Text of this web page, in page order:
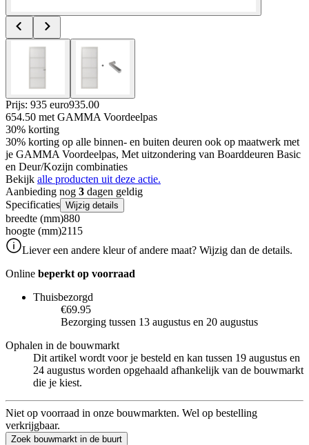
Prijs: 935 euro935.00
654.50 met GAMMA Voordeelpas
30% korting
30% korting op alle binnen- en buiten deuren ook op maatwerk met
je GAMMA Voordeelpas, Met uitzondering van Boarddeuren Basic
en Deur/Kozijn combinaties
Bekijk alle producten uit deze actie.
Aanbieding nog 3 dagen geldig
Specificaties Wijzig details
breedte (mm)880
hoogte (mm)2115
Liever een andere kleur of andere maat? Wijzig dan de details.
Online beperkt op voorraad
Thuisbezorgd
€69.95
Bezorging tussen 13 augustus en 20 augustus
Ophalen in de bouwmarkt
Dit artikel wordt voor je besteld en kan tussen 19 augustus en
24 augustus worden opgehaald afhankelijk van de bouwmarkt
die je kiest.
Niet op voorraad in onze bouwmarkten. Wel op bestelling
verkrijgbaar.
Zoek bouwmarkt in de buurt